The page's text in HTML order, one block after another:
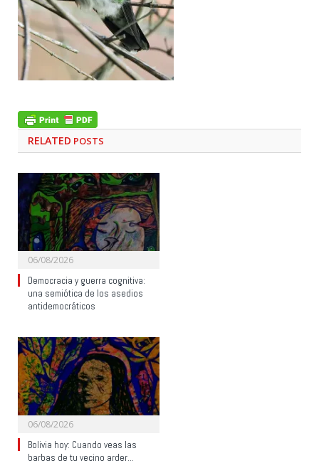
RELATED POSTS
06/08/2026
Democracia y guerra cognitiva:
una semiótica de los asedios
antidemocráticos
06/08/2026
Bolivia hoy: Cuando veas las
barbas de tu vecino arder…